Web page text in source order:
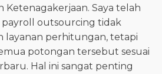
Ketenagakerjaan. Saya telah
payroll outsourcing tidak
layanan perhitungan, tetapi
potongan tersebut sesuai
Hal ini sangat penting